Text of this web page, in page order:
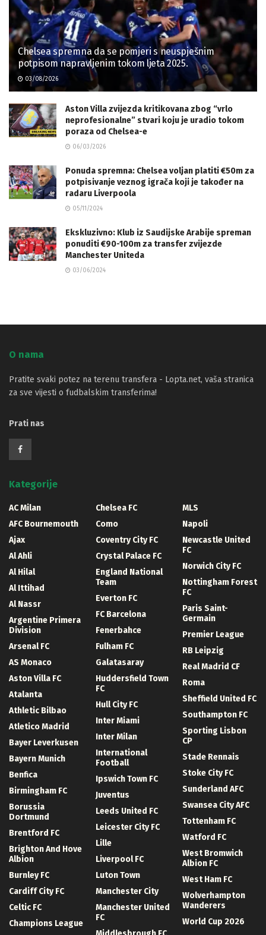
Chelsea spremna da se pomjeri s neuspješnim
potpisom napravljenim tokom ljeta 2025.
03/08/2026
Aston Villa zvijezda kritikovana zbog “vrlo
neprofesionalne” stvari koju je uradio tokom
poraza od Chelsea-e
06/03/2026
Ponuda spremna: Chelsea voljan platiti €50m za
potpisivanje veznog igrača koji je također na
radaru Liverpoola
05/11/2024
Ekskluzivno: Klub iz Saudijske Arabije spreman
ponuditi €90-100m za transfer zvijezde
Manchester Uniteda
03/06/2024
O nama
Pratite svaki potez na terenu transfera - Lopta.net, vaša stranica
za sve vijesti o fudbalskim transferima!
Prati nas
Kategorije
AC Milan
AFC Bournemouth
Ajax
Al Ahli
Al Hilal
Al Ittihad
Al Nassr
Argentine Primera
Division
Arsenal FC
AS Monaco
Aston Villa FC
Atalanta
Athletic Bilbao
Atletico Madrid
Bayer Leverkusen
Bayern Munich
Benfica
Birmingham FC
Borussia
Dortmund
Brentford FC
Brighton And Hove
Albion
Burnley FC
Cardiff City FC
Celtic FC
Champions League
Chelsea FC
Como
Coventry City FC
Crystal Palace FC
England National
Team
Everton FC
FC Barcelona
Fenerbahce
Fulham FC
Galatasaray
Huddersfield Town
FC
Hull City FC
Inter Miami
Inter Milan
International
Football
Ipswich Town FC
Juventus
Leeds United FC
Leicester City FC
Lille
Liverpool FC
Luton Town
Manchester City
Manchester United
FC
MLS
Napoli
Newcastle United
FC
Norwich City FC
Nottingham Forest
FC
Paris Saint-
Germain
Premier League
RB Leipzig
Real Madrid CF
Roma
Sheffield United FC
Southampton FC
Sporting Lisbon
CP
Stade Rennais
Stoke City FC
Sunderland AFC
Swansea City AFC
Tottenham FC
Watford FC
West Bromwich
Albion FC
West Ham FC
Wolverhampton
Wanderers
World Cup 2026